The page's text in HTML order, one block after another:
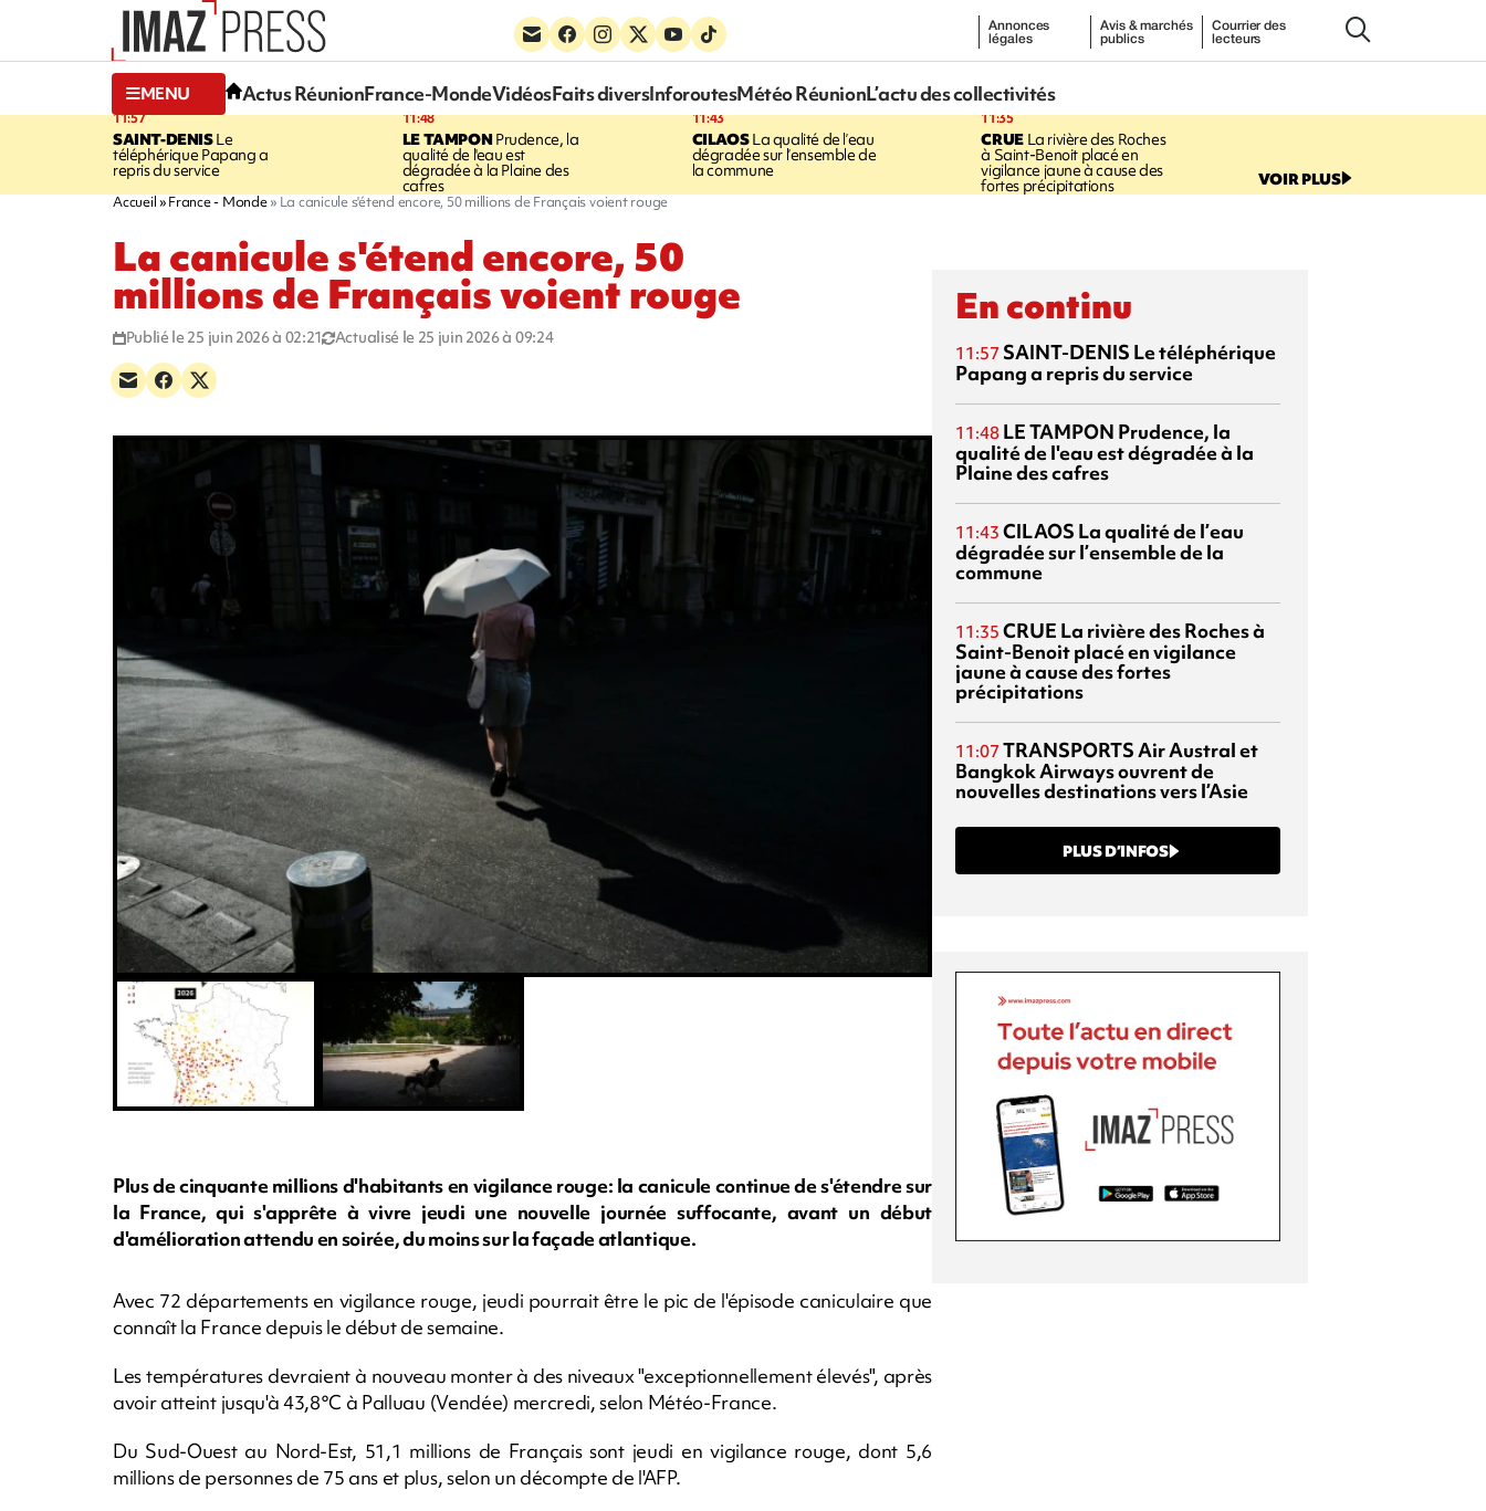
Annonces
légales
Avis & marchés
publics
Courrier des
lecteurs
MENU Actus RéunionFrance-MondeVidéosFaits diversInforoutesMétéo RéunionL’actu des collectivités
11:57
SAINT-DENISLe
téléphérique Papang a
repris du service
11:48
LE TAMPONPrudence, la
qualité de l'eau est
dégradée à la Plaine des
cafres
11:43
CILAOSLa qualité de l’eau
dégradée sur l’ensemble de
la commune
11:35
CRUELa rivière des Roches
à Saint-Benoit placé en
vigilance jaune à cause des
fortes précipitations VOIR PLUS
Accueil France - Monde La canicule s'étend encore, 50 millions de Français voient rouge
La canicule s'étend encore, 50
millions de Français voient rouge
Publié le 25 juin 2026 à 02:21 Actualisé le 25 juin 2026 à 09:24
Plus de cinquante millions d'habitants en vigilance rouge: la canicule continue de s'étendre sur
la France, qui s'apprête à vivre jeudi une nouvelle journée suffocante, avant un début
d'amélioration attendu en soirée, du moins sur la façade atlantique.
Avec 72 départements en vigilance rouge, jeudi pourrait être le pic de l'épisode caniculaire que
connaît la France depuis le début de semaine.
Les températures devraient à nouveau monter à des niveaux "exceptionnellement élevés", après
avoir atteint jusqu'à 43,8°C à Palluau (Vendée) mercredi, selon Météo-France.
Du Sud-Ouest au Nord-Est, 51,1 millions de Français sont jeudi en vigilance rouge, dont 5,6
millions de personnes de 75 ans et plus, selon un décompte de l'AFP.
En continu
11:57 SAINT-DENIS Le téléphérique
Papang a repris du service
11:48 LE TAMPON Prudence, la
qualité de l'eau est dégradée à la
Plaine des cafres
11:43 CILAOS La qualité de l’eau
dégradée sur l’ensemble de la
commune
11:35 CRUE La rivière des Roches à
Saint-Benoit placé en vigilance
jaune à cause des fortes
précipitations
11:07 TRANSPORTSAir Austral et
Bangkok Airways ouvrent de
nouvelles destinations vers l’Asie
PLUS D’INFOS